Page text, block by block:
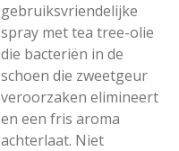
gebruiksvriendelijke
spray met tea tree-olie
die bacteriën in de
schoen die zweetgeur
veroorzaken elimineert
en een fris aroma
achterlaat. Niet